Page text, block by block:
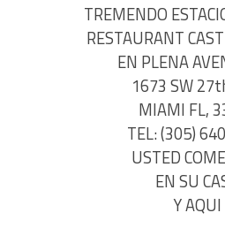
TREMENDO
RESTAURANT
EN PLENA
1673 SW
MIAMI FL,
TEL: (305)
USTED
EN SU
Y AQUI